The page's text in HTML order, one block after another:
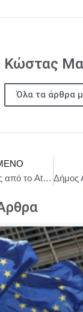
Κώστας
Όλα τα άρθρα
Σ. Φάμελλος από το Athens Pride 2025: «H ισότητα είναι η βάση της δημοκρατίας»